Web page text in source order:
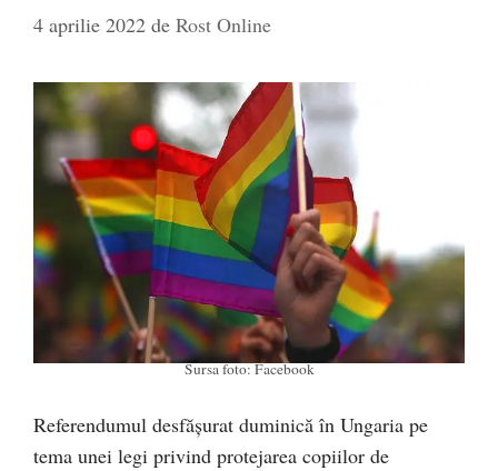
4 aprilie 2022 de Rost Online
Sursa foto: Facebook
Referendumul desfăşurat duminică în Ungaria pe
tema unei legi privind protejarea copiilor de